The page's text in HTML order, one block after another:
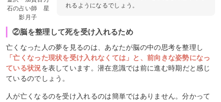
石の占い師 星
影月子
れるようになるでしょう。
②脳を整理して死を受け入れるため
亡くなった人の夢を見るのは、あなたが脳の中の思考を整理し
「亡くなった現状を受け入れなくては」と、前向きな姿勢になっ
ている状況を表しています。潜在意識では前に進む時期だと感じ
ているのでしょう。
人が亡くなるのを受け入れるのは簡単ではありません。分かって